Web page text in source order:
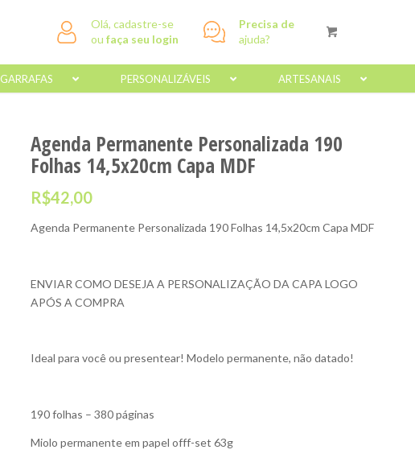
Olá, cadastre-se
oufaça seu login
Precisa de
ajuda?
GARRAFAS PERSONALIZÁVEIS ARTESANAIS
Agenda Permanente Personalizada 190
Folhas 14,5x20cm Capa MDF
R$42,00
Agenda Permanente Personalizada 190 Folhas 14,5x20cm Capa MDF
ENVIAR COMO DESEJA A PERSONALIZAÇÃO DA CAPA LOGO
APÓS A COMPRA
Ideal para você ou presentear! Modelo permanente, não datado!
190 folhas – 380 páginas
Miolo permanente em papel offf-set 63g